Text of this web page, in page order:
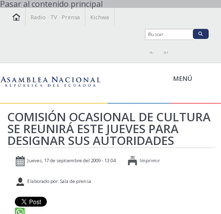
Pasar al contenido principal
Radio ·TV · Prensa Kichwa
A- A+
MENÚ
LA ASAMBLEA
LEGISLAMOS
FISCALIZAMOS
PRENSA
PARTICIPACIÓN
RELACIONES INTERNACIONALES
COMISIÓN OCASIONAL DE CULTURA
SE REUNIRÁ ESTE JUEVES PARA
DESIGNAR SUS AUTORIDADES
Jueves, 17 de septiembre del 2009 - 13:04 Imprimir
Elaborado por: Sala de prensa